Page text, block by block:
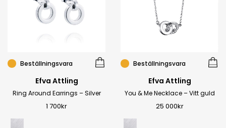
Beställningsvara
Efva Attling
Ring Around Earrings – Silver
1 700kr
Beställningsvara
Efva Attling
You & Me Necklace – Vitt guld
25 000kr